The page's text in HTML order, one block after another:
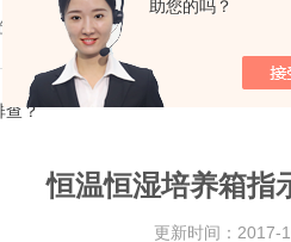
助您的吗？
/真空干燥箱/高温烘箱等/箱式电阻炉/陶瓷纤维马弗炉/高
查？
恒温恒湿培养箱指
更新时间：